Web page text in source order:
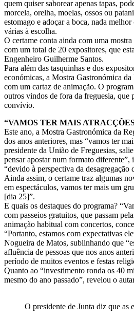
quem quiser saborear apenas tapas,
morcela, orelha, moelas, ossos ou
estomago e adoçar a boca, nada
várias à escolha.
O certame conta ainda com uma
com um total de 20 expositores, que
Engenheiro Guilherme Santos.
Para além das tasquinhas e dos
económicas, a Mostra Gastronómica
com um cartaz de animação. O
outros vindos de fora da freguesia, que
convívio.
“VAMOS TER MAIS
Este ano, a Mostra Gastronómica da
dos anos anteriores, mas “vamos ter
presidente da União de Freguesias,
pensar apostar num formato diferente”,
“devido à perspectiva da desagregação
Ainda assim, o certame traz algumas
em espectáculos, vamos ter mais um
[dia 25]”.
E quais os destaques do programa?
com passeios gratuitos, que passam
animação habitual com concertos,
“Portanto, estamos com expectativas
Nogueira de Matos, sublinhando que
afluência de pessoas que nos anos
período de muitos eventos e festas
Quanto ao “investimento ronda os 40
mesmo do ano passado”, revelou o
O presidente de Junta diz que as